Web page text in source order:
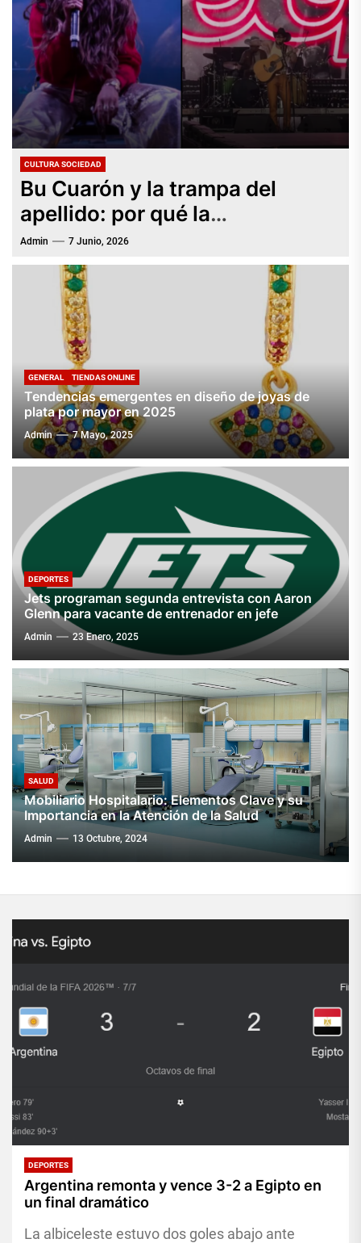
CULTURA SOCIEDAD
Bu Cuarón y la trampa del
apellido: por qué la
conversación equivocada
impide ver a la artista correcta
Admin 7 Junio, 2026
GENERAL TIENDAS ONLINE
Tendencias emergentes en diseño de joyas de
plata por mayor en 2025
Admin 7 Mayo, 2025
DEPORTES
Jets programan segunda entrevista con Aaron
Glenn para vacante de entrenador en jefe
Admin 23 Enero, 2025
SALUD
Mobiliario Hospitalario: Elementos Clave y su
Importancia en la Atención de la Salud
Admin 13 Octubre, 2024
DEPORTES
Argentina remonta y vence 3-2 a Egipto en
un final dramático
La albiceleste estuvo dos goles abajo ante